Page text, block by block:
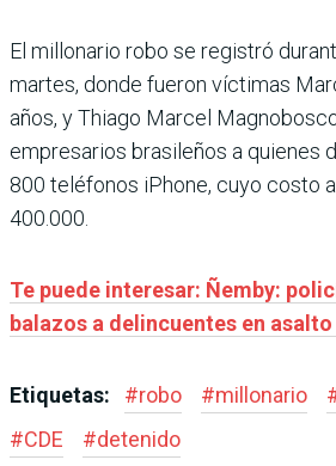
El millonario robo se registró
martes, donde fueron víctimas
años, y Thiago Marcel
empresarios brasileños a quienes
800 teléfonos iPhone, cuyo costo
400.000.
Te puede interesar: Ñemby:
balazos a delincuentes en
Etiquetas: #robo #millonario
#CDE #detenido